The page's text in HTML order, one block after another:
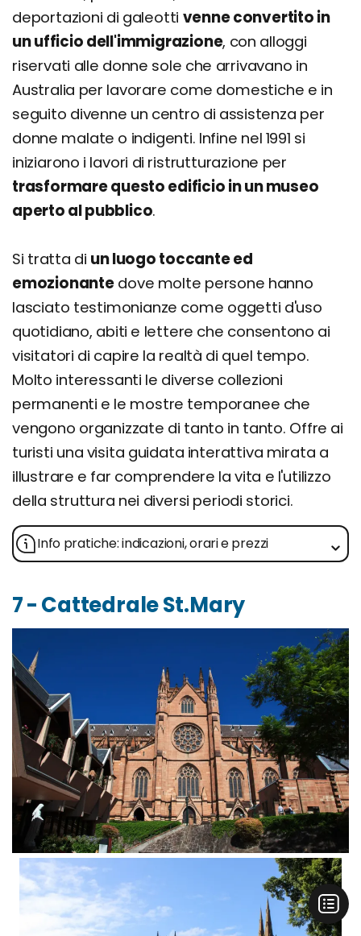
deportazioni di galeotti venne convertito in
un ufficio dell'immigrazione, con alloggi
riservati alle donne sole che arrivavano in
Australia per lavorare come domestiche e in
seguito divenne un centro di assistenza per
donne malate o indigenti. Infine nel 1991 si
iniziarono i lavori di ristrutturazione per
trasformare questo edificio in un museo
aperto al pubblico.
Si tratta di un luogo toccante ed
emozionantedove molte persone hanno
lasciato testimonianze come oggetti d'uso
quotidiano, abiti e lettere che consentono ai
visitatori di capire la realtà di quel tempo.
Molto interessanti le diverse collezioni
permanenti e le mostre temporanee che
vengono organizzate di tanto in tanto. Offre ai
turisti una visita guidata interattiva mirata a
illustrare e far comprendere la vita e l'utilizzo
della struttura nei diversi periodi storici.
Info pratiche: indicazioni, orari e prezzi
7 - Cattedrale St.Mary